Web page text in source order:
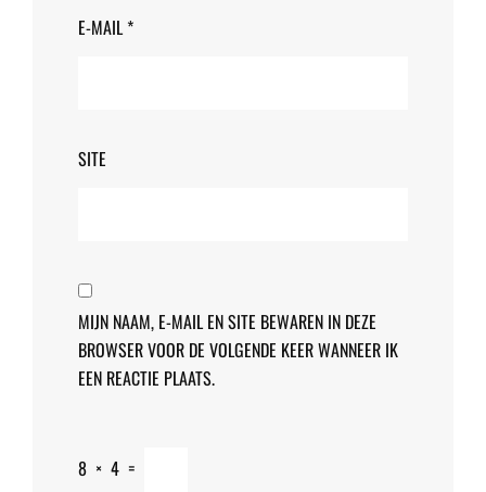
E-MAIL*
SITE
MIJN NAAM, E-MAIL EN SITE BEWAREN IN DEZE
BROWSER VOOR DE VOLGENDE KEER WANNEER IK
EEN REACTIE PLAATS.
8 × 4 =